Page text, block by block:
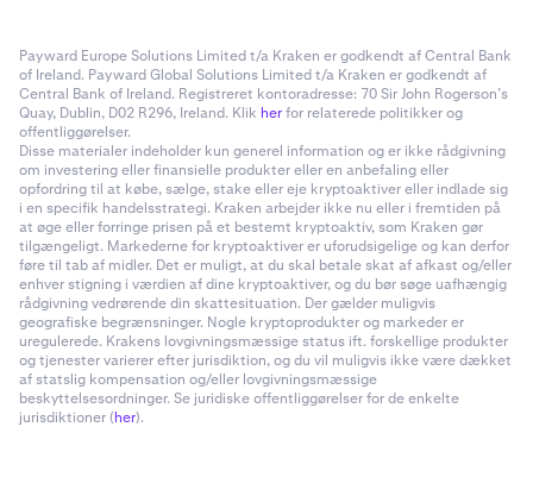
Payward Europe Solutions Limited t/a Kraken er godkendt af Central Bank
of Ireland. Payward Global Solutions Limited t/a Kraken er godkendt af
Central Bank of Ireland. Registreret kontoradresse: 70 Sir John Rogerson’s
Quay, Dublin, D02 R296, Ireland. Klik herfor relaterede politikker og
offentliggørelser.
Disse materialer indeholder kun generel information og er ikke rådgivning
om investering eller finansielle produkter eller en anbefaling eller
opfordring til at købe, sælge, stake eller eje kryptoaktiver eller indlade sig
i en specifik handelsstrategi. Kraken arbejder ikke nu eller i fremtiden på
at øge eller forringe prisen på et bestemt kryptoaktiv, som Kraken gør
tilgængeligt. Markederne for kryptoaktiver er uforudsigelige og kan derfor
føre til tab af midler. Det er muligt, at du skal betale skat af afkast og/eller
enhver stigning i værdien af dine kryptoaktiver, og du bør søge uafhængig
rådgivning vedrørende din skattesituation. Der gælder muligvis
geografiske begrænsninger. Nogle kryptoprodukter og markeder er
uregulerede. Krakens lovgivningsmæssige status ift. forskellige produkter
og tjenester varierer efter jurisdiktion, og du vil muligvis ikke være dækket
af statslig kompensation og/eller lovgivningsmæssige
beskyttelsesordninger. Se juridiske offentliggørelser for de enkelte
jurisdiktioner (her).